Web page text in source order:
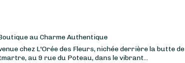
au Charme Authentique
chez L'Orée des Fleurs, nichée derrière la butte de
au 9 rue du Poteau, dans le vibrant...